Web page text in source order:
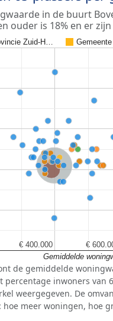
in de buurt
ouder is 18% en er
Zuid-H…
Nederland
Provincie Zuid-Holland
€ 400.000
€ 400.000 €
€
Gemiddelde
de gemiddelde
percentage inwoners van
weergegeven. De
meer woningen, hoe